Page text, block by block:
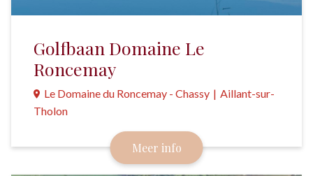
Golfbaan Domaine Le
Roncemay
Le Domaine du Roncemay - Chassy | Aillant-sur-
Tholon
Een 18-holes baan, onderdeel van een domein met
een 19e-eeuws kasteel waarin een luxe hotel en een
gastronomisch restaurant zijn gevestigd.
Meer info